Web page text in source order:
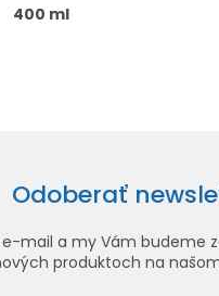
400 ml
Odoberať
e-mail a my Vám budeme
produktoch na